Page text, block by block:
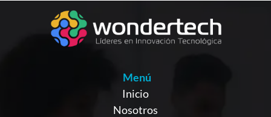
Menú
Inicio
Nosotros